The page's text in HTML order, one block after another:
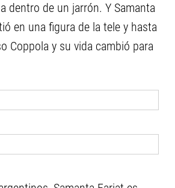
dentro de un jarrón. Y Samanta
en una figura de la tele y hasta
Coppola y su vida cambió para